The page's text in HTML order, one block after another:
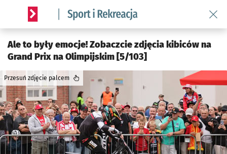
Serwis informacyjny wroclaw.pl podserwis: Sport i rekreacja
Ale to były emocje! Zobaczcie zdjęcia kibiców na
Grand Prix na Olimpijskim [5/103]
Przesuń zdjęcie palcem